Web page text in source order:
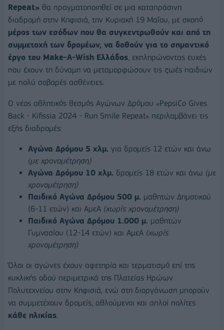
Repeat» θα πραγματοποιηθεί σε μια καταπράσινη
διαδρομή στην Κηφισιά, την Κυριακή 19 Μαΐου, με σκοπό
μέρος των εσόδων που θα συγκεντρωθούν και από τη
συμμετοχή των δρομέων, να δοθούν για το σημαντικό
έργο του Make-A-Wish Ελλάδος, εκπληρώνοντας ευχές
που έχουν τη δύναμη να μεταμορφώσουν τις ζωές παιδιών
με πολύ σοβαρές ασθένειες.
Ο νέος αθλητικός θεσμός Αγώνων Δρόμου «PepsiCo Gives
Back - Kifissia 2024 - Run Smile Repeat» περιλαμβάνει τις
εξής διαδρομές:
Αγώνα Δρόμου 5 χλμ. για δρομείς 12 ετών και άνω
(με χρονομέτρηση)
Αγώνα Δρόμου 10 χλμ. δρομείς 18 ετών και άνω (με
χρονομέτρηση)
Παιδικό Αγώνα Δρόμου 500 μ. μαθητών Δημοτικού
(6-11 ετών) και ΑμεΑ (χωρίς χρονομέτρηση)
Παιδικό Αγώνα Δρόμου 1.000 μ. μαθητών
Γυμνασίου (12-14 ετών) και ΑμεΑ (χωρίς
χρονομέτρηση)
Όλοι οι αγώνες έχουν αφετηρία και τερματισμό επί της
κυκλικής οδού περιμετρικά της Πλατείας Ηρώων
Πολυτεχνείου στην Κηφισιά, ενώ στη διοργάνωση μπορούν
να συμμετέχουν δρομείς, αθλούμενοι και απλοί πολίτες
κάθε ηλικίας.